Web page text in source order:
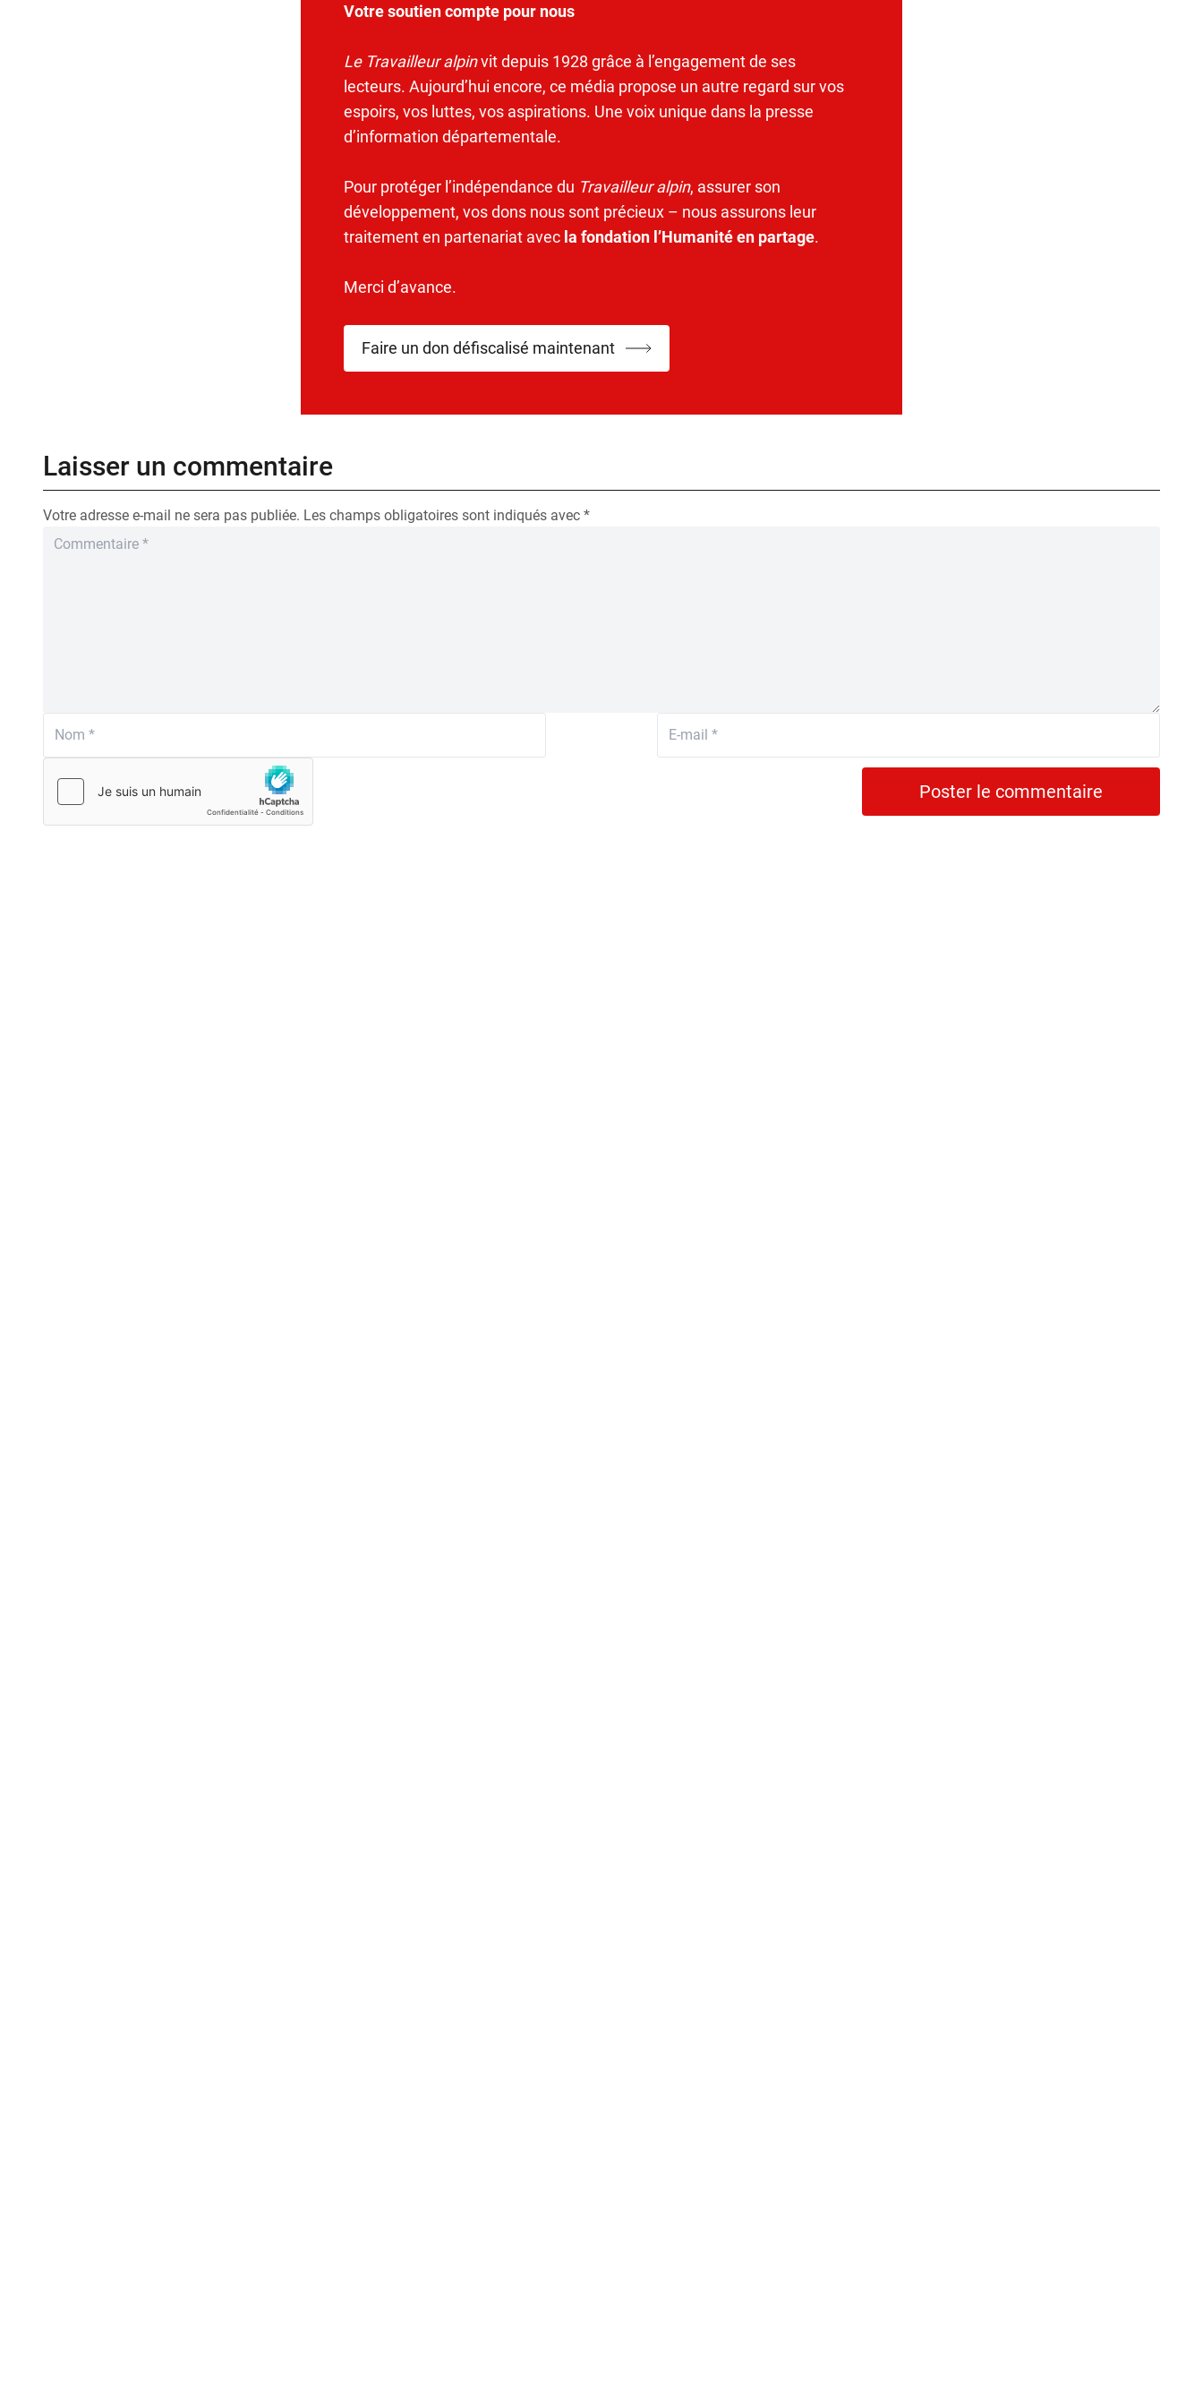
Votre soutien compte pour nous
Le Travailleur alpinvit depuis 1928 grâce à l’engagement de ses
lecteurs. Aujourd’hui encore, ce média propose un autre regard sur vos
espoirs, vos luttes, vos aspirations. Une voix unique dans la presse
d’information départementale.
Pour protéger l’indépendance du Travailleur alpin, assurer son
développement, vos dons nous sont précieux – nous assurons leur
traitement en partenariat avec la fondation l’Humanité en partage.
Merci d’avance.
Faire un don défiscalisé maintenant
Laisser un commentaire
Votre adresse e-mail ne sera pas publiée. Les champs obligatoires sont indiqués avec *